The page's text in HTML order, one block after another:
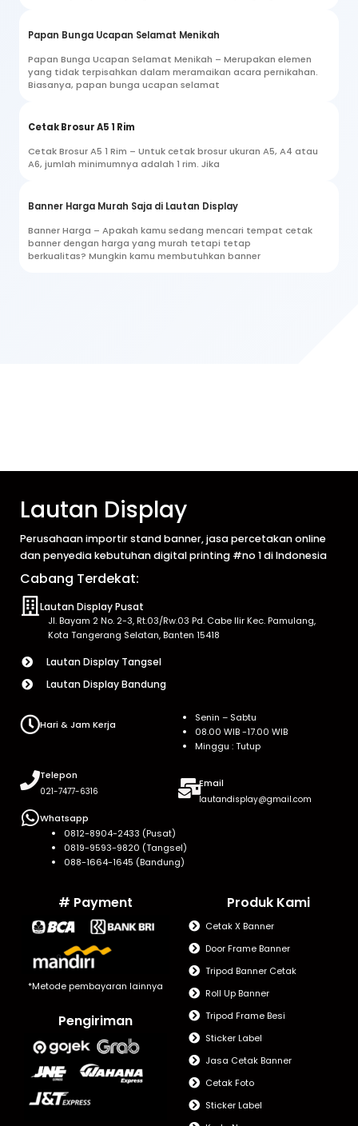
Papan Bunga Ucapan Selamat Menikah
Papan Bunga Ucapan Selamat Menikah – Merupakan elemen
yang tidak terpisahkan dalam meramaikan acara pernikahan.
Biasanya, papan bunga ucapan selamat
Cetak Brosur A5 1 Rim
Cetak Brosur A5 1 Rim – Untuk cetak brosur ukuran A5, A4 atau
A6, jumlah minimumnya adalah 1 rim. Jika
Banner Harga Murah Saja di Lautan Display
Banner Harga – Apakah kamu sedang mencari tempat cetak
banner dengan harga yang murah tetapi tetap
berkualitas? Mungkin kamu membutuhkan banner
Lautan Display
Perusahaan importir stand banner, jasa percetakan online
dan penyedia kebutuhan digital printing #no 1 di Indonesia
Cabang Terdekat:
Lautan Display Pusat
Jl. Bayam 2 No. 2-3, Rt.03/Rw.03 Pd. Cabe Ilir Kec. Pamulang,
Kota Tangerang Selatan, Banten 15418
Lautan Display Tangsel
Lautan Display Bandung
Hari & Jam Kerja
Senin – Sabtu
08.00 WIB -17.00 WIB
Minggu : Tutup
Telepon
021-7477-6316
Email
lautandisplay@gmail.com
Whatsapp
0812-8904-2433 (Pusat)
0819-9593-9820 (Tangsel)
088-1664-1645 (Bandung)
# Payment
*Metode pembayaran lainnya
Pengiriman
Produk Kami
Cetak X Banner
Door Frame Banner
Tripod Banner Cetak
Roll Up Banner
Tripod Frame Besi
Sticker Label
Jasa Cetak Banner
Cetak Foto
Sticker Label